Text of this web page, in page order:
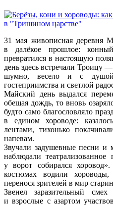
31 мая живописная деревня
в далёкое прошлое:
превратился в настоящую
день здесь встречали Троицу
шумно, весело и с
гостеприимства и светлой
Майский день выдался
обещая дождь, то вновь
будто само благословляло
в едином хороводе:
лентами, тихонько
напевам.
Звучали задушевные песни и
наблюдали
у ворот собирался
костюмах водили
перенося зрителей в мир
Звенел заразительный
и взрослые с азартом